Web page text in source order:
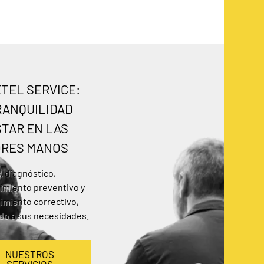
SERVICE:
EN LAS
MANOS
diagnóstico,
preventivo y
correctivo,
a sus necesidades.
NUESTROS